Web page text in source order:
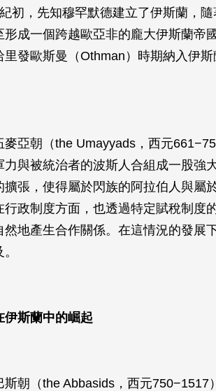
初，先知穆罕默德建立了伊斯蘭，
形成一個跨越歐亞非的龐大伊斯蘭帝
里發歐斯曼（Othman）時期納入伊
麥亞朝（the Umayyads，西元
力與被統治者的波斯人合組成一股強
擴張，使得屬於閃族的阿拉伯人與屬
行政制度方面，也透過特定賦稅制度
然地產生合作關係。在這情況的發展
伊斯蘭中的崛起
斯朝（the Abbasids，西元750−1517